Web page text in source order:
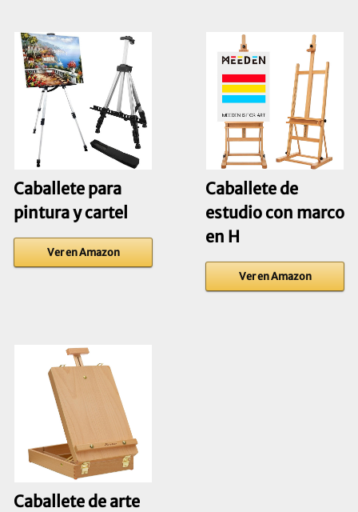
Caballete para
pintura y cartel
Ver en Amazon
Caballete de
estudio con marco
en H
Ver en Amazon
Caballete de arte